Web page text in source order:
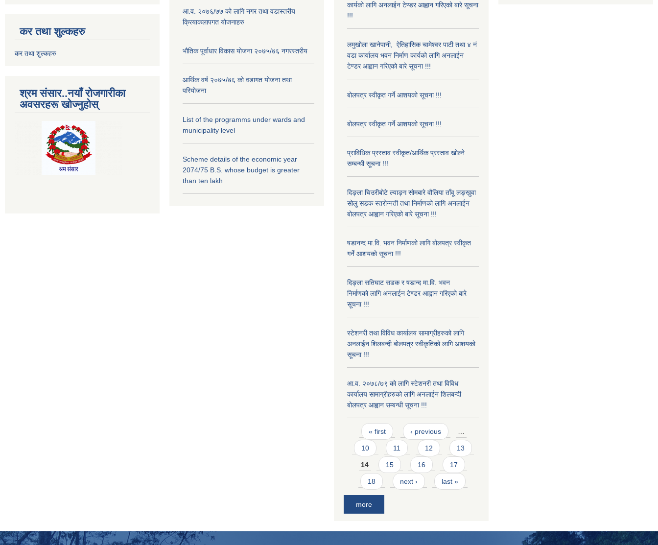
कर तथा शुल्कहरु
कर तथा शुल्कहरु
श्रम संसार..नयाँ रोजगारीका
अवसरहरू खोज्नुहोस्
आ.व. २०७६/७७ को लागि नगर तथा वडास्तरीय
क्रियाकलापगत योजनाहरु
भौतिक पूर्वाधार विकास योजना २०७५/७६ नगरस्तरीय
आर्थिक वर्ष २०७५/७६ को वडागत योजना तथा
परियोजना
List of the programms under wards and
municipality level
Scheme details of the economic year
2074/75 B.S. whose budget is greater
than ten lakh
कार्यको लागि अनलाईन टेण्डर आह्वान गरिएको बारे सूचना
!!!
लमुखोला खानेपानी, ऐतिहासिक चामेश्वर पाटी तथा ४ नं
वडा कार्यालय भवन निर्माण कार्यको लागि अनलाईन
टेण्डर आह्वान गरिएको बारे सूचना !!!
बोलपत्र स्वीकृत गर्ने आशयको सूचना !!!
बोलपत्र स्वीकृत गर्ने आशयको सूचना !!!
प्राविधिक प्रस्ताव स्वीकृत/आर्थिक प्रस्ताव खोल्ने
सम्बन्धी सूचना !!!
दिङ्ला चिउरीबोटे ल्याङ्ग सोमबारे वौलिया ताँवू लङ्खुवा
सोलु सडक स्तरोन्नती तथा निर्माणको लागि अनलाईन
बोलपत्र आह्वान गरिएको बारे सूचना !!!
षडानन्द मा.वि. भवन निर्माणको लागि बोलपत्र स्वीकृत
गर्ने आशयको सूचना !!!
दिङ्ला सतिघाट सडक र षडान्द मा.वि. भवन
निर्माणको लागि अनलाईन टेण्डर आह्वान गरिएको बारे
सूचना !!!
स्टेशनरी तथा विविध कार्यालय सामाग्रीहरुको लागि
अनलाईन शिलबन्दी बोलपत्र स्वीकृतिको लागि आशयको
सूचना !!!
आ.व. २०७८/७९ को लागि स्टेशनरी तथा विविध
कार्यालय सामाग्रीहरुको लागि अनलाईन शिलबन्दी
बोलपत्र आह्वान सम्बन्धी सूचना !!!
Pages
« first ‹ previous …
10 11 12 13
14 15 16 17
18 next › last »
more